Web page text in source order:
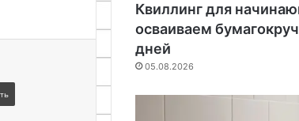
Квиллинг для
осваиваем
дней
05.08.2026